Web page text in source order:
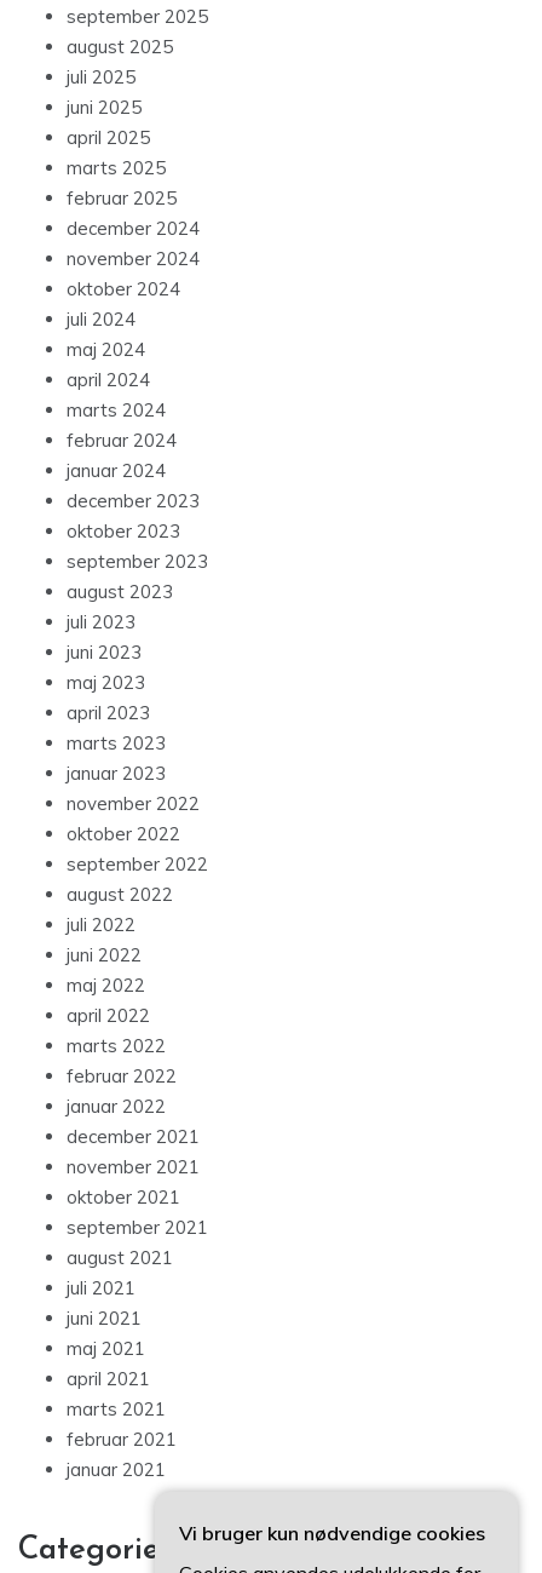
september 2025
august 2025
juli 2025
juni 2025
april 2025
marts 2025
februar 2025
december 2024
november 2024
oktober 2024
juli 2024
maj 2024
april 2024
marts 2024
februar 2024
januar 2024
december 2023
oktober 2023
september 2023
august 2023
juli 2023
juni 2023
maj 2023
april 2023
marts 2023
januar 2023
november 2022
oktober 2022
september 2022
august 2022
juli 2022
juni 2022
maj 2022
april 2022
marts 2022
februar 2022
januar 2022
december 2021
november 2021
oktober 2021
september 2021
august 2021
juli 2021
juni 2021
maj 2021
april 2021
marts 2021
februar 2021
januar 2021
Categories
Vi bruger kun nødvendige cookies